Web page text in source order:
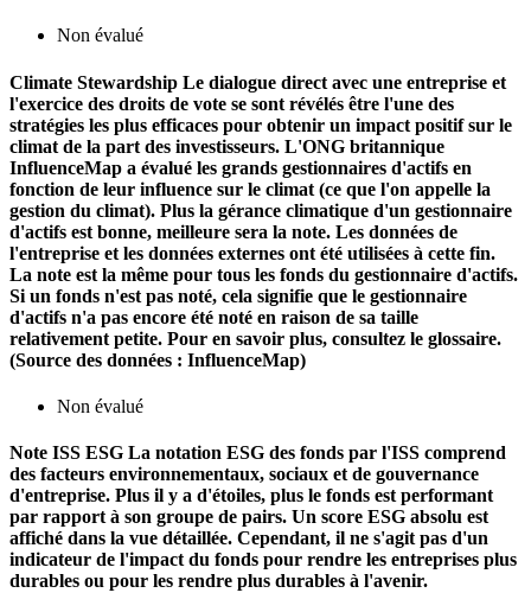
Non évalué
Climate Stewardship Le dialogue direct avec une entreprise et
l'exercice des droits de vote se sont révélés être l'une des
stratégies les plus efficaces pour obtenir un impact positif sur le
climat de la part des investisseurs. L'ONG britannique
InfluenceMap a évalué les grands gestionnaires d'actifs en
fonction de leur influence sur le climat (ce que l'on appelle la
gestion du climat). Plus la gérance climatique d'un gestionnaire
d'actifs est bonne, meilleure sera la note. Les données de
l'entreprise et les données externes ont été utilisées à cette fin.
La note est la même pour tous les fonds du gestionnaire d'actifs.
Si un fonds n'est pas noté, cela signifie que le gestionnaire
d'actifs n'a pas encore été noté en raison de sa taille
relativement petite. Pour en savoir plus, consultez le glossaire.
(Source des données : InfluenceMap)
Non évalué
Note ISS ESG La notation ESG des fonds par l'ISS comprend
des facteurs environnementaux, sociaux et de gouvernance
d'entreprise. Plus il y a d'étoiles, plus le fonds est performant
par rapport à son groupe de pairs. Un score ESG absolu est
affiché dans la vue détaillée. Cependant, il ne s'agit pas d'un
indicateur de l'impact du fonds pour rendre les entreprises plus
durables ou pour les rendre plus durables à l'avenir.